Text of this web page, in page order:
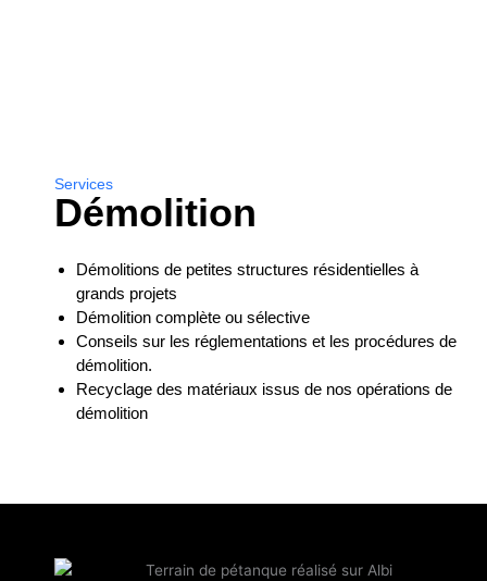
Services
Démolition
Démolitions de petites structures résidentielles à
grands projets
Démolition complète ou sélective
Conseils sur les réglementations et les procédures de
démolition.
Recyclage des matériaux issus de nos opérations de
démolition